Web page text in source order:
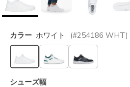
カラー ホワイト (#254186 WHT)
選択されました
シューズ幅